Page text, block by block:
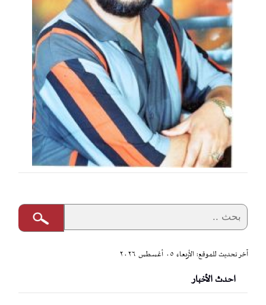
آخر تحديث للموقع: الأربعاء ٠٥ أغسطس ٢٠٢٦
احدث الأخبار